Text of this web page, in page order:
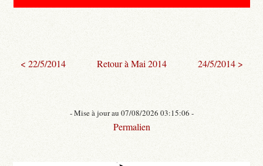
< 22/5/2014 Retour à Mai 2014 24/5/2014 >
- Mise à jour au 07/08/2026 03:15:06 -
Permalien